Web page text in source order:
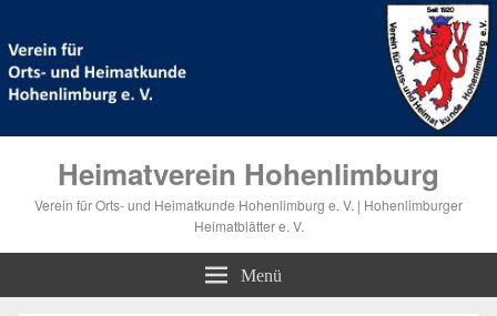
Heimatverein Hohenlimburg
Verein für Orts- und Heimatkunde Hohenlimburg e. V. | Hohenlimburger
Heimatblätter e. V.
Menü